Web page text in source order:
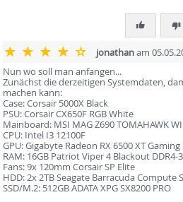
jonathanam
Nun wo soll man anfangen...
Zunächst die derzeitigen Systemdaten,
machen kann:
Case: Corsair 5000X Black
PSU: Corsair CX650F RGB White
Mainboard: MSI MAG Z690 TOMAHAWK
CPU: Intel I3 12100F
GPU: Gigabyte Radeon RX 6500 XT Gaming
RAM: 16GB Patriot Viper 4 Blackout DDR4-
Fans: 9x 120mm Corsair SP Elite
HDD: 2x 2TB Seagate Barracuda Compute
SSD/M.2: 512GB ADATA XPG SX8200 PRO